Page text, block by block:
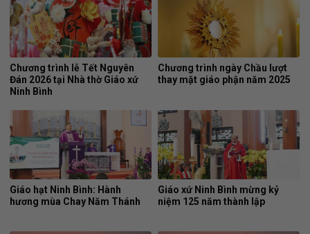
Chương trình lễ Tết Nguyên
Đán 2026 tại Nhà thờ Giáo xứ
Ninh Bình
Chương trình ngày Chầu lượt
thay mặt giáo phận năm 2025
Giáo hạt Ninh Bình: Hành
hương mùa Chay Năm Thánh
Giáo xứ Ninh Bình mừng kỷ
niệm 125 năm thành lập